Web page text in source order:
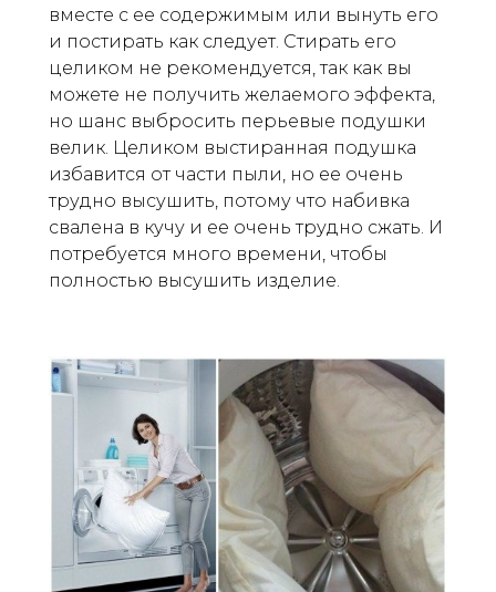
вместе с ее содержимым или вынуть его
и постирать как следует. Стирать его
целиком не рекомендуется, так как вы
можете не получить желаемого эффекта,
но шанс выбросить перьевые подушки
велик. Целиком выстиранная подушка
избавится от части пыли, но ее очень
трудно высушить, потому что набивка
свалена в кучу и ее очень трудно сжать. И
потребуется много времени, чтобы
полностью высушить изделие.